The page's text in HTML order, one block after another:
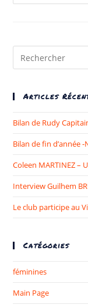
Articles
Bilan de Rudy
Bilan de fin d’année -
Coleen MARTINEZ –
Interview Guilhem
Le club participe au
Catégories
féminines
Main Page